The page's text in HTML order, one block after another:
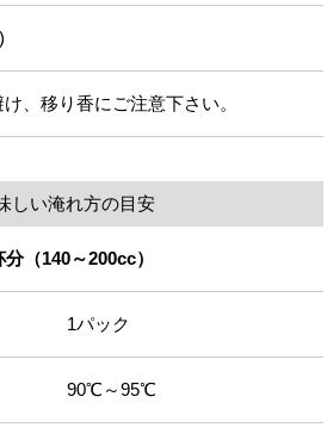
、移り香にご注意下さい。
しい淹れ方の目安
分（140～200cc）
1パック
90℃～95℃